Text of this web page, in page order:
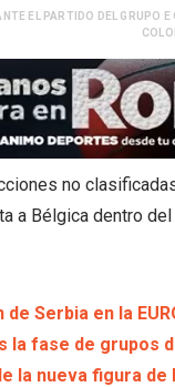
EL PARTIDO DEL GRUPO
no
a Bélgica dentro
Serbia en la
la fase de grupos
la nueva figura de